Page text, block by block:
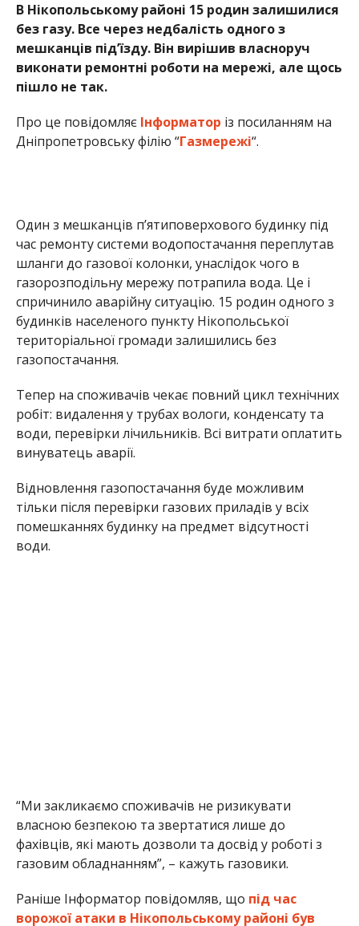
В Нікопольському районі 15 родин залишилися
без газу. Все через недбалість одного з
мешканців під’їзду. Він вирішив власноруч
виконати ремонтні роботи на мережі, але щось
пішло не так.
Про це повідомляє Інформатор із посиланням на
Дніпропетровську філію “Газмережі“.
Один з мешканців п’ятиповерхового будинку під
час ремонту системи водопостачання переплутав
шланги до газової колонки, унаслідок чого в
газорозподільну мережу потрапила вода. Це і
спричинило аварійну ситуацію. 15 родин одного з
будинків населеного пункту Нікопольської
територіальної громади залишились без
газопостачання.
Тепер на споживачів чекає повний цикл технічних
робіт: видалення у трубах вологи, конденсату та
води, перевірки лічильників. Всі витрати оплатить
винуватець аварії.
Відновлення газопостачання буде можливим
тільки після перевірки газових приладів у всіх
помешканнях будинку на предмет відсутності
води.
“Ми закликаємо споживачів не ризикувати
власною безпекою та звертатися лише до
фахівців, які мають дозволи та досвід у роботі з
газовим обладнанням”, – кажуть газовики.
Раніше Інформатор повідомляв, що під час
ворожої атаки в Нікопольському районі був